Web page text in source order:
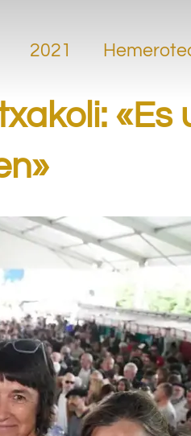
2021
«Es